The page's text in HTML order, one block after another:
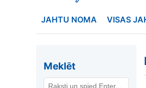
JAHTU NOMA VISAS
Meklēt